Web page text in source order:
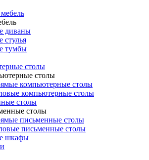
диваны
тумбы
столы
столы
компьютерные столы
компьютерные столы
столы
столы
письменные столы
письменные столы
шкафы